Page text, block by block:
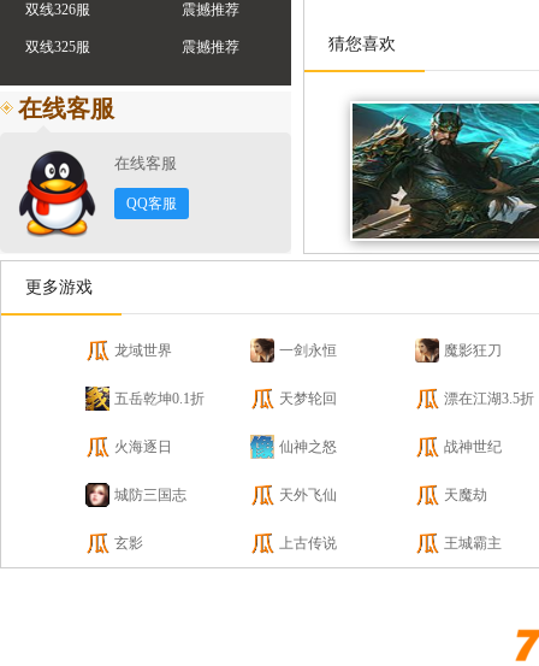
双线326服 震撼推荐
双线325服 震撼推荐
在线客服
在线客服
QQ客服
猜您喜欢
更多游戏
龙域世界 一剑永恒 魔影狂刀
五岳乾坤0.1折 天梦轮回 漂在江湖3.5折
火海逐日 仙神之怒 战神世纪
城防三国志 天外飞仙 天魔劫
玄影 上古传说 王城霸主